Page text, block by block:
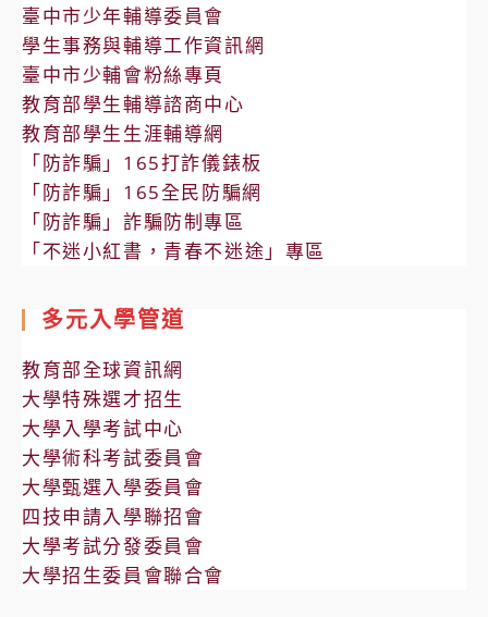
臺中市少年輔導委員會
學生事務與輔導工作資訊網
臺中市少輔會粉絲專頁
教育部學生輔導諮商中心
教育部學生生涯輔導網
「防詐騙」165打詐儀錶板
「防詐騙」165全民防騙網
「防詐騙」詐騙防制專區
「不迷小紅書，青春不迷途」專區
多元入學管道
教育部全球資訊網
大學特殊選才招生
大學入學考試中心
大學術科考試委員會
大學甄選入學委員會
四技申請入學聯招會
大學考試分發委員會
大學招生委員會聯合會